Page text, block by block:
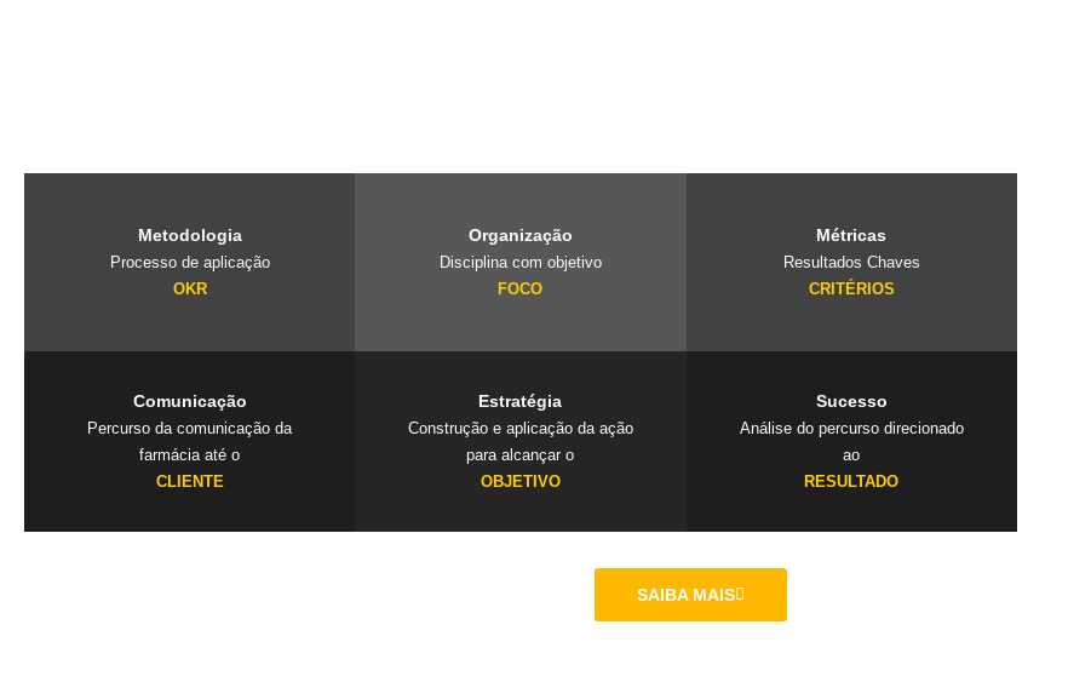
Metodologia
Processo de aplicação
OKR
Organização
Disciplina com objetivo
FOCO
Métricas
Resultados Chaves
CRITÉRIOS
Comunicação
Percurso da comunicação da
farmácia até o
CLIENTE
Estratégia
Construção e aplicação da ação
para alcançar o
OBJETIVO
Sucesso
Análise do percurso direcionado
ao
RESULTADO
SAIBA MAIS